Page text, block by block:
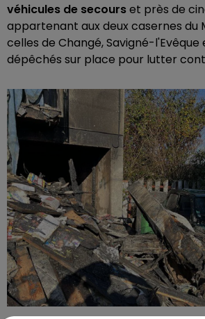
véhicules de secourset près de
appartenant aux deux casernes du
celles de Changé, Savigné-
dépêchés sur place pour lutter